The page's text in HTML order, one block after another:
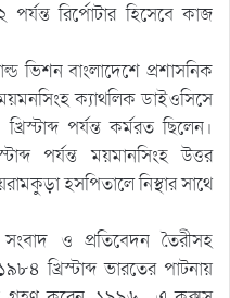
রির্পোটার হিসেবে কাজ
ভিশন বাংলাদেশে প্রশাসনিক
ক্যাথলিক ডাইওসিসে
পর্যন্ত কর্মরত ছিলেন।
পর্যন্ত ময়মানসিংহ উত্তর
হসপিতালে নিস্থার সাথে
ও প্রতিবেদন তৈরীসহ
খ্রিস্টাব্দ ভারতের পাটনায়